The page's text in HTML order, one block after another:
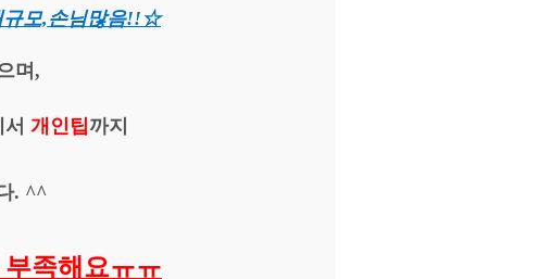
규모,손님많음!!☆
며,
개인팁까지
. ^^
족해요ㅠㅠ